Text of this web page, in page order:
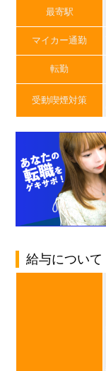
最寄駅
マイカー通勤
転勤
受動喫煙対策
給与について